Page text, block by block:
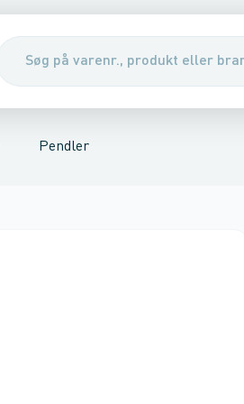
Pendler
og gadeNedgravningsarmatur